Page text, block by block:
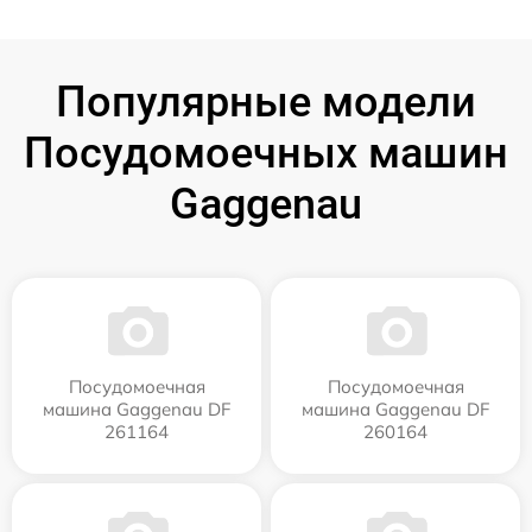
Популярные модели
Посудомоечных машин
Gaggenau
Посудомоечная
машина Gaggenau DF
261164
Посудомоечная
машина Gaggenau DF
260164